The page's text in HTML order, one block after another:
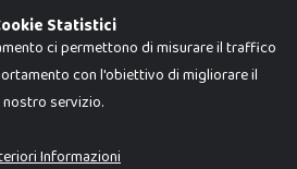
Giocabene Srl. Ogni riproduzione o utilizzo non
potrebbero differire da quanto esposto in
Statistici
ci permettono di misurare il traffico
con l'obiettivo di migliorare il
nostro servizio.
Informazioni